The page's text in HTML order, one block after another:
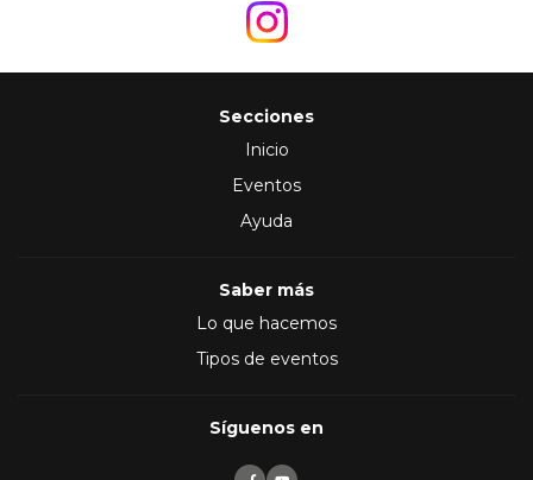
Secciones
Inicio
Eventos
Ayuda
Saber más
Lo que hacemos
Tipos de eventos
Síguenos en